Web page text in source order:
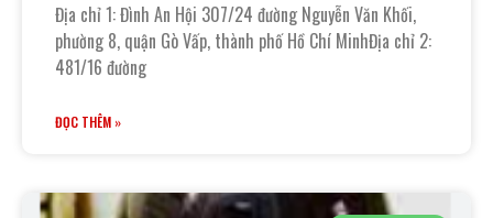
Địa chỉ 1: Đình An Hội 307/24 đường Nguyễn Văn Khối,
phường 8, quận Gò Vấp, thành phố Hồ Chí MinhĐịa chỉ 2:
481/16 đường
ĐỌC THÊM »